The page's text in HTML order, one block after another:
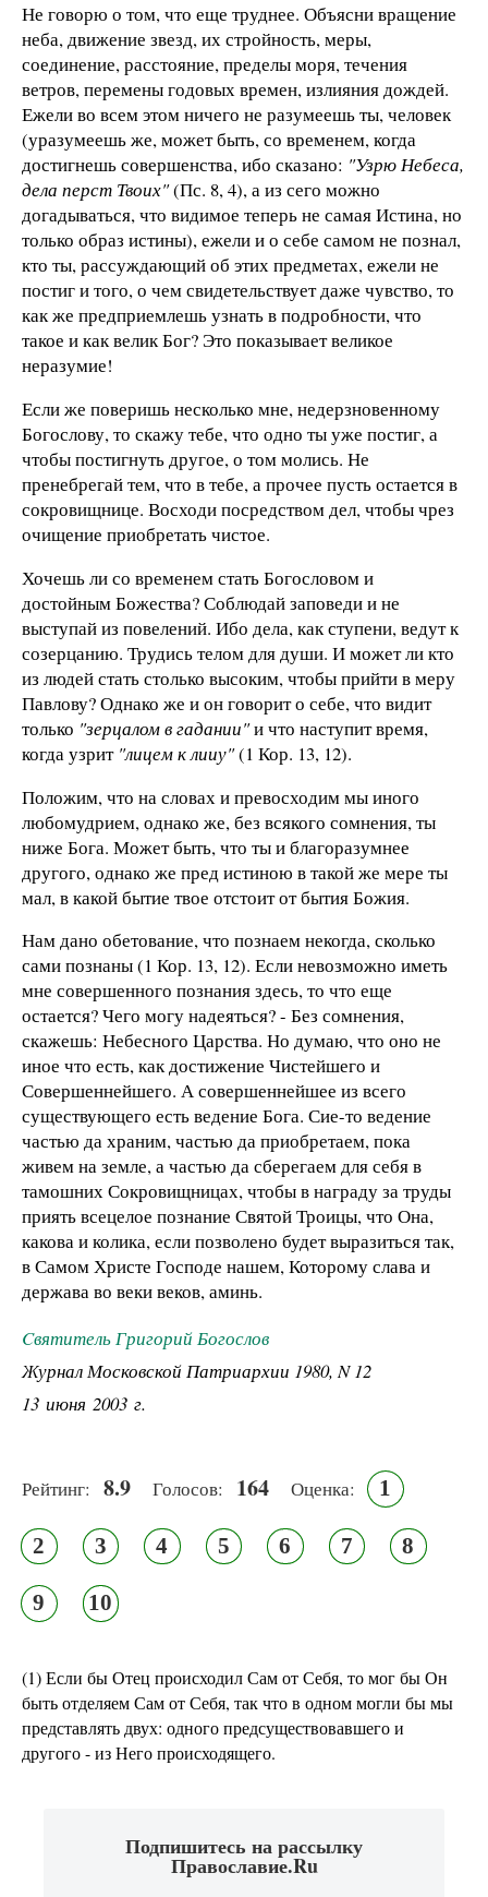
Не говорю о том, что еще труднее. Объясни вращение
неба, движение звезд, их стройность, меры,
соединение, расстояние, пределы моря, течения
ветров, перемены годовых времен, излияния дождей.
Ежели во всем этом ничего не разумеешь ты, человек
(уразумеешь же, может быть, со временем, когда
достигнешь совершенства, ибо сказано: "Узрю Небеса,
дела перст Твоих"(Пс. 8, 4), а из сего можно
догадываться, что видимое теперь не самая Истина, но
только образ истины), ежели и о себе самом не познал,
кто ты, рассуждающий об этих предметах, ежели не
постиг и того, о чем свидетельствует даже чувство, то
как же предприемлешь узнать в подробности, что
такое и как велик Бог? Это показывает великое
неразумие!
Если же поверишь несколько мне, недерзновенному
Богослову, то скажу тебе, что одно ты уже постиг, а
чтобы постигнуть другое, о том молись. Не
пренебрегай тем, что в тебе, а прочее пусть остается в
сокровищнице. Восходи посредством дел, чтобы чрез
очищение приобретать чистое.
Хочешь ли со временем стать Богословом и
достойным Божества? Соблюдай заповеди и не
выступай из повелений. Ибо дела, как ступени, ведут к
созерцанию. Трудись телом для души. И может ли кто
из людей стать столько высоким, чтобы прийти в меру
Павлову? Однако же и он говорит о себе, что видит
только "зерцалом в гадании"и что наступит время,
когда узрит "лицем к лииу"(1 Кор. 13, 12).
Положим, что на словах и превосходим мы иного
любомудрием, однако же, без всякого сомнения, ты
ниже Бога. Может быть, что ты и благоразумнее
другого, однако же пред истиною в такой же мере ты
мал, в какой бытие твое отстоит от бытия Божия.
Нам дано обетование, что познаем некогда, сколько
сами познаны (1 Кор. 13, 12). Если невозможно иметь
мне совершенного познания здесь, то что еще
остается? Чего могу надеяться? - Без сомнения,
скажешь: Небесного Царства. Но думаю, что оно не
иное что есть, как достижение Чистейшего и
Совершеннейшего. А совершеннейшее из всего
существующего есть ведение Бога. Сие-то ведение
частью да храним, частью да приобретаем, пока
живем на земле, а частью да сберегаем для себя в
тамошних Сокровищницах, чтобы в награду за труды
приять всецелое познание Святой Троицы, что Она,
какова и колика, если позволено будет выразиться так,
в Самом Христе Господе нашем, Которому слава и
держава во веки веков, аминь.
Cвятитель Григорий Богослов
Журнал Московской Патриархии 1980, N 12
13 июня 2003 г.
Рейтинг: 8.9 Голосов: 164 Оценка: 1
2 3 4 5 6 7 8
9 10
(1) Если бы Отец происходил Сам от Себя, то мог бы Он
быть отделяем Сам от Себя, так что в одном могли бы мы
представлять двух: одного предсуществовавшего и
другого - из Него происходящего.
Подпишитесь на рассылку
Православие.Ru